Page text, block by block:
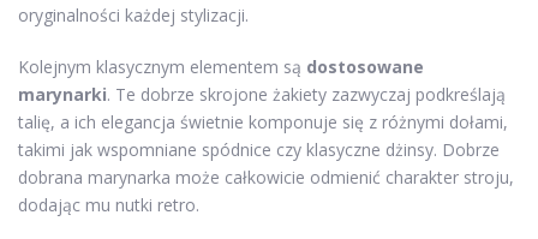
oryginalności każdej stylizacji.
Kolejnym klasycznym elementem są dostosowane
marynarki. Te dobrze skrojone żakiety zazwyczaj podkreślają
talię, a ich elegancja świetnie komponuje się z różnymi dołami,
takimi jak wspomniane spódnice czy klasyczne dżinsy. Dobrze
dobrana marynarka może całkowicie odmienić charakter stroju,
dodając mu nutki retro.